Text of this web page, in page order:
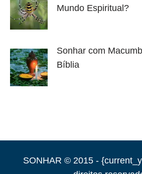
Mundo Espiritual?
Sonhar com
Bíblia
SONHAR © 2015 -